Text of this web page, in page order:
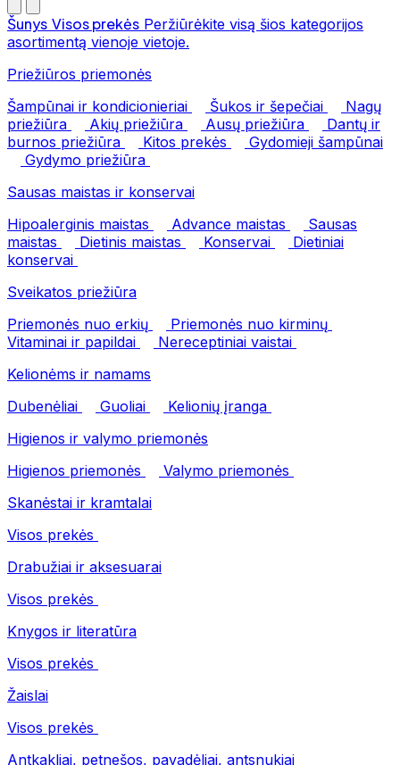
Šunys Visos prekės Peržiūrėkite visą šios kategorijos
asortimentą vienoje vietoje.
Priežiūros priemonės
Šampūnai ir kondicionieriai
Šukos ir šepečiai
Nagų
priežiūra
Akių priežiūra Ausų priežiūra
Dantų ir
burnos priežiūra
Kitos prekės
Gydomieji šampūnai
Gydymo priežiūra
Sausas maistas ir konservai
Hipoalerginis maistas
Advance maistas
Sausas
maistas
Dietinis maistas Konservai
Dietiniai
konservai
Sveikatos priežiūra
Priemonės nuo erkių
Priemonės nuo kirminų
Vitaminai ir papildai
Nereceptiniai vaistai
Kelionėms ir namams
Dubenėliai
Guoliai
Kelionių įranga
Higienos ir valymo priemonės
Higienos priemonės
Valymo priemonės
Skanėstai ir kramtalai
Visos prekės
Drabužiai ir aksesuarai
Visos prekės
Knygos ir literatūra
Visos prekės
Žaislai
Visos prekės
Antkakliai, petnešos, pavadėliai, antsnukiai